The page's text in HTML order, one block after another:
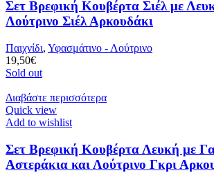
Σετ Βρεφική Κουβέρτα Σιέλ με
Λούτρινο Σιέλ Αρκουδάκι
Παιχνίδι, Υφασμάτινο - Λούτρινο
19,50€
Sold out
Διαβάστε περισσότερα
Quick view
Add to wishlist
Σετ Βρεφική Κουβέρτα Λευκή με
Αστεράκια και Λούτρινο Γκρι